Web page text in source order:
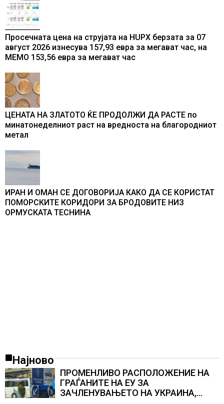
Просечната цена на струјата на HUPX берзата за 07
август 2026 изнесува 157,93 евра за мегават час, на
МЕМО 153,56 евра за мегават час
ЦЕНАТА НА ЗЛАТОТО ЌЕ ПРОДОЛЖИ ДА РАСТЕ по
минатонеделниот раст на вредноста на благородниот
метал
ИРАН И ОМАН СЕ ДОГОВОРИЈА КАКО ДА СЕ КОРИСТАТ
ПОМОРСКИТЕ КОРИДОРИ ЗА БРОДОВИТЕ НИЗ
ОРМУСКАТА ТЕСНИНА
Најново
ПРОМЕНЛИВО РАСПОЛОЖЕНИЕ НА
ГРАЃАНИТЕ НА ЕУ ЗА
ЗАЧЛЕНУВАЊЕТО НА УКРАИНА,